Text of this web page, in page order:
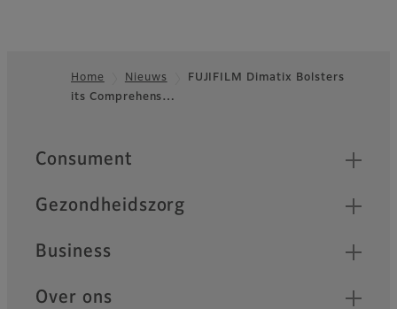
Footer
Home Nieuws
FUJIFILM Dimatix Bolsters
its Comprehens…
Quick Links
Consument
Gezondheidszorg
Business
Over ons